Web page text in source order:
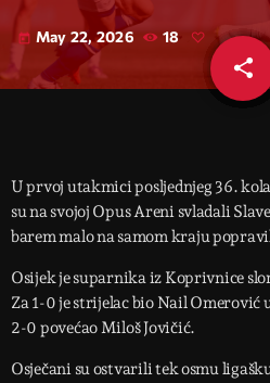
today May 22, 2026 18
share
email
U prvoj utakmici posljednjeg 36.
su na svojoj Opus Areni svladali
barem malo na samom kraju
Osijek je suparnika iz Koprivnice
Za 1-0 je strijelac bio Nail Omerović
2-0 povećao Miloš Jovičić.
Osječani su ostvarili tek osmu